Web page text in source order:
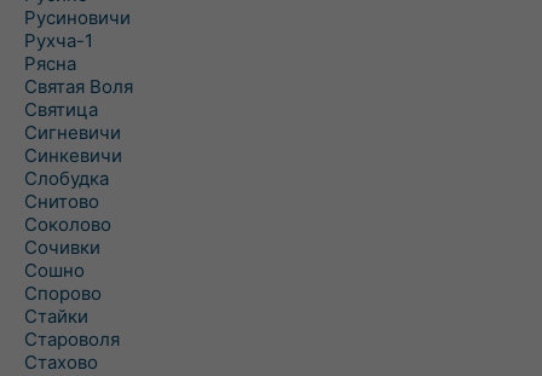
Русиновичи
Рухча-1
Рясна
Святая Воля
Святица
Сигневичи
Синкевичи
Слобудка
Снитово
Соколово
Сочивки
Сошно
Спорово
Стайки
Староволя
Стахово